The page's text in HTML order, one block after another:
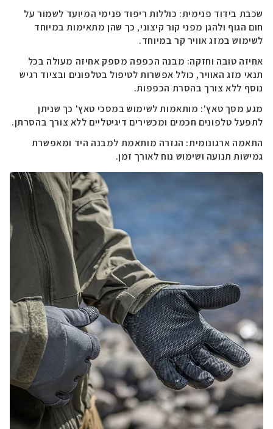
שכבת בידוד פנימית: כוללות ריפוד פנימי המיועד לשמור על
חום הגוף ולהגן מפני קור קיצוני, כך שהן מתאימות במיוחד
לשימוש במזג אוויר קר במיוחד.
אחיזה טובה וחזקה: מבנה הכפפה מספק אחיזה מעולה בכל
תנאי מזג האוויר, כולל אפשרות לטיפול בטלפונים ובציוד רגיש
נוסף ללא צורך בהסרת הכפפות.
מגע מסך טאץ': מותאמות לשימוש במסכי טאץ' כך שניתן
לתפעל טלפונים חכמים ומכשירים דיגיטליים ללא צורך בהסרתן.
התאמה ארגונומית: הגזרה מותאמת למבנה היד ומאפשרת
גמישות תנועה ושימוש נוח לאורך זמן.